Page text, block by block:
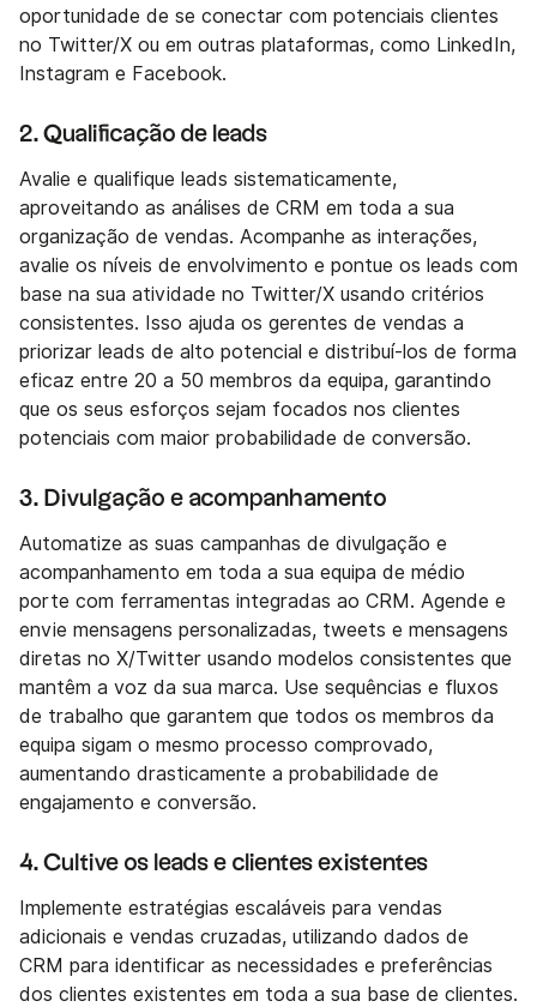
oportunidade de se conectar com potenciais clientes
no Twitter/X ou em outras plataformas, como LinkedIn,
Instagram e Facebook.
2. Qualificação de leads
Avalie e qualifique leads sistematicamente,
aproveitando as análises de CRM em toda a sua
organização de vendas. Acompanhe as interações,
avalie os níveis de envolvimento e pontue os leads com
base na sua atividade no Twitter/X usando critérios
consistentes. Isso ajuda os gerentes de vendas a
priorizar leads de alto potencial e distribuí-los de forma
eficaz entre 20 a 50 membros da equipa, garantindo
que os seus esforços sejam focados nos clientes
potenciais com maior probabilidade de conversão.
3. Divulgação e acompanhamento
Automatize as suas campanhas de divulgação e
acompanhamento em toda a sua equipa de médio
porte com ferramentas integradas ao CRM. Agende e
envie mensagens personalizadas, tweets e mensagens
diretas no X/Twitter usando modelos consistentes que
mantêm a voz da sua marca. Use sequências e fluxos
de trabalho que garantem que todos os membros da
equipa sigam o mesmo processo comprovado,
aumentando drasticamente a probabilidade de
engajamento e conversão.
4. Cultive os leads e clientes existentes
Implemente estratégias escaláveis para vendas
adicionais e vendas cruzadas, utilizando dados de
CRM para identificar as necessidades e preferências
dos clientes existentes em toda a sua base de clientes.